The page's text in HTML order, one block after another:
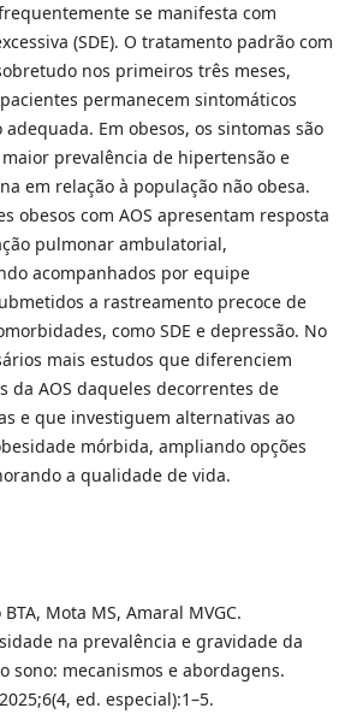
se manifesta com
(SDE). O tratamento padrão com
nos primeiros três meses,
permanecem sintomáticos
adequada. Em obesos, os sintomas são
prevalência de hipertensão e
em relação à população não obesa.
obesos com AOS apresentam resposta
pulmonar ambulatorial,
acompanhados por equipe
a rastreamento precoce de
como SDE e depressão. No
mais estudos que diferenciem
da AOS daqueles decorrentes de
e que investiguem alternativas ao
mórbida, ampliando opções
a qualidade de vida.
Mota MS, Amaral MVGC.
na prevalência e gravidade da
sono: mecanismos e abordagens.
ed. especial):1–5.